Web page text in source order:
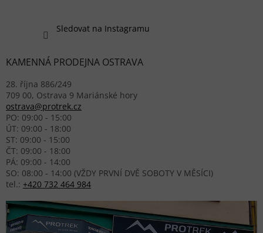
Sledovat na Instagramu
KAMENNÁ PRODEJNA OSTRAVA
28. října 886/249
709 00, Ostrava 9 Mariánské hory
ostrava@protrek.cz
PO: 09:00 - 15:00
ÚT: 09:00 - 18:00
ST: 09:00 - 15:00
ČT: 09:00 - 18:00
PÁ: 09:00 - 14:00
SO: 08:00 - 14:00 (VŽDY PRVNÍ DVĚ SOBOTY V MĚSÍCI)
tel.: +420 732 464 984